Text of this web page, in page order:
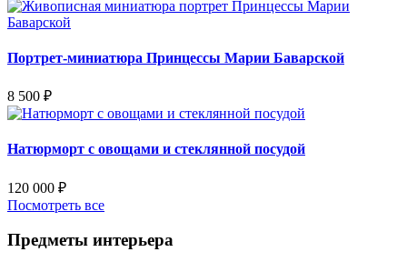
Портрет-миниатюра Принцессы Марии Баварской
8 500 ₽
Натюрморт с овощами и стеклянной посудой
120 000 ₽
Посмотреть все
Предметы интерьера